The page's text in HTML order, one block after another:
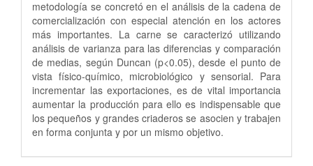
metodología se concretó en el análisis de la cadena de
comercialización con especial atención en los actores
más importantes. La carne se caracterizó utilizando
análisis de varianza para las diferencias y comparación
de medias, según Duncan (p<0.05), desde el punto de
vista físico-químico, microbiológico y sensorial. Para
incrementar las exportaciones, es de vital importancia
aumentar la producción para ello es indispensable que
los pequeños y grandes criaderos se asocien y trabajen
en forma conjunta y por un mismo objetivo.